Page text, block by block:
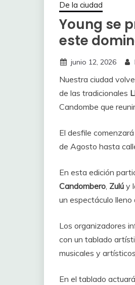
De la ciudad
Young se
este
junio 12, 2026
Nuestra ciudad
de las tradicionales
Candombe que
El desfile
de Agosto hasta
En esta edición
Candombero, Zulú y
un espectáculo
Los organizadores
con un tablado
musicales y
En el tablado